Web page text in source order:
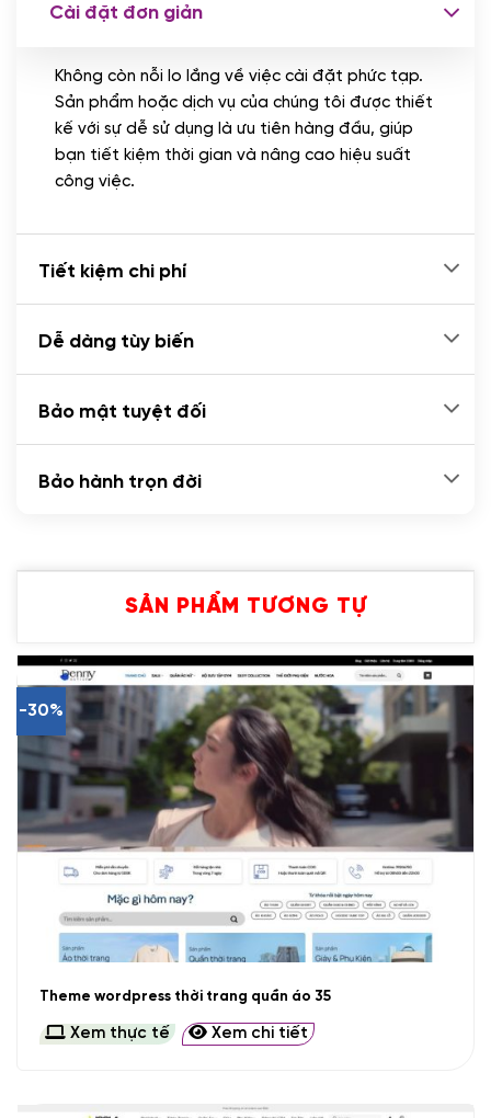
CÀI ĐẶT PLUGINS
Cài đặt plugin theo yêu cầu
(+100.000 VND)
Cài plugin xử lý thanh toán tự động qua
Cài đặt đơn giản
Không còn nỗi lo lắng về việc cài đặt phức tạp.
Sản phẩm hoặc dịch vụ của chúng tôi được thiết
kế với sự dễ sử dụng là ưu tiên hàng đầu, giúp
bạn tiết kiệm thời gian và nâng cao hiệu suất
công việc.
Tiết kiệm chi phí
Dễ dàng tùy biến
Bảo mật tuyệt đối
Bảo hành trọn đời
SẢN PHẨM TƯƠNG TỰ
-30%
Theme wordpress thời trang quần áo 35
Xem thực tế Xem chi tiết